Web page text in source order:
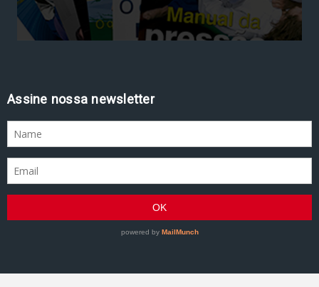
Assine nossa newsletter